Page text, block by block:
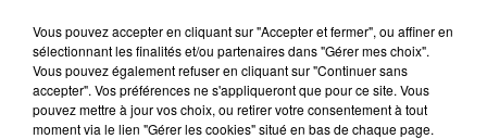
Vous pouvez accepter en cliquant sur "Accepter et fermer", ou affiner en
sélectionnant les finalités et/ou partenaires dans "Gérer mes choix".
Vous pouvez également refuser en cliquant sur "Continuer sans
accepter". Vos préférences ne s'appliqueront que pour ce site. Vous
pouvez mettre à jour vos choix, ou retirer votre consentement à tout
moment via le lien "Gérer les cookies" situé en bas de chaque page.